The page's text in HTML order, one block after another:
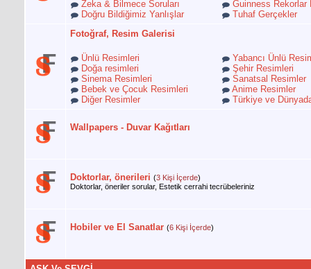
Zeka & Bilmece Soruları
Guinness Rekorlar
Doğru Bildiğimiz Yanlışlar
Tuhaf Gerçekler
Fotoğraf, Resim Galerisi
Ünlü Resimleri
Yabancı Ünlü
Doğa resimleri
Şehir Resimleri
Sinema Resimleri
Sanatsal Resimler
Bebek ve Çocuk Resimleri
Anime Resimler
Diğer Resimler
Türkiye ve
Wallpapers - Duvar Kağıtları
Doktorlar, önerileri (3 Kişi İçerde)
Doktorlar, öneriler sorular, Estetik cerrahi tecrübeleriniz
Hobiler ve El Sanatlar (6 Kişi İçerde)